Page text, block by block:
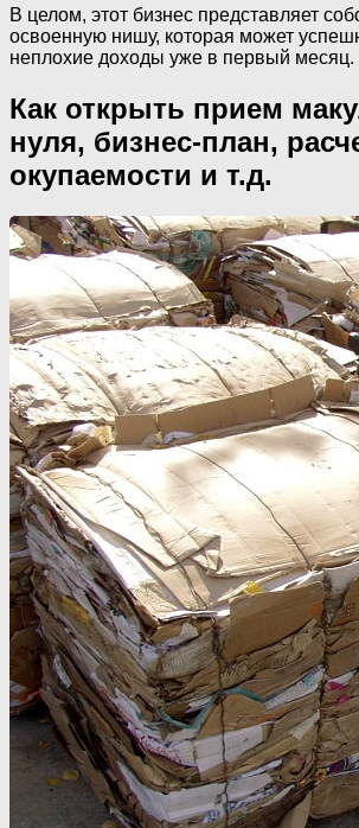
В целом, этот бизнес представляет
освоенную нишу, которая может
неплохие доходы уже в первый месяц.
Как открыть прием
нуля, бизнес-план,
окупаемости и т.д.